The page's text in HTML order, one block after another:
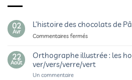
02
Avr
L’histoire des chocolats de
Commentaires ferméssur
des
chocolats
de
22
Août
Orthographe illustrée : les
ver/vers/verre/vert
Un commentairesur